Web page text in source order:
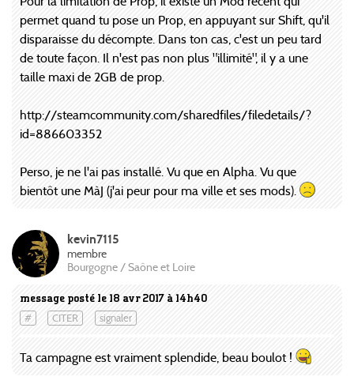
permet quand tu pose un Prop, en appuyant sur Shift, qu'il
disparaisse du décompte. Dans ton cas, c'est un peu tard
de toute façon. Il n'est pas non plus "illimité", il y a une
taille maxi de 2GB de prop.
http://steamcommunity.com/sharedfiles/filedetails/?
id=886603352
Perso, je ne l'ai pas installé. Vu que en Alpha. Vu que
bientôt une MàJ (j'ai peur pour ma ville et ses mods).
message posté le 18 avr 2017 à 14h40
# CITER signaler
kevin7115
membre
Bourgogne / Saône et Loire
Ta campagne est vraiment splendide, beau boulot !